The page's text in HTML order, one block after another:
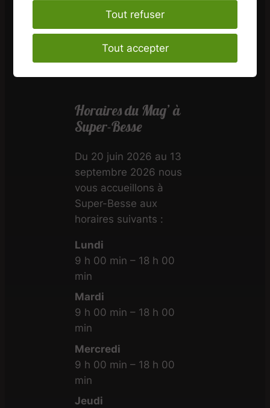
Mentions légales
Horaires du Mag’ à
Super-Besse
Du 20 juin 2026 au 13
septembre 2026 nous
vous accueillons à
Super-Besse aux
horaires suivants :
Lundi
9 h 00 min – 18 h 00
min
Mardi
9 h 00 min – 18 h 00
min
Mercredi
9 h 00 min – 18 h 00
min
Jeudi
Tout refuser
Tout accepter